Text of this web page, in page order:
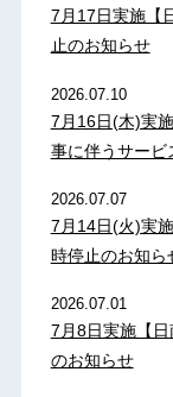
7月17日実施【
止のお知らせ
2026.07.10
7月16日(木)実
事に伴うサービ
2026.07.07
7月14日(火)実
時停止のお知ら
2026.07.01
7月8日実施【
のお知らせ